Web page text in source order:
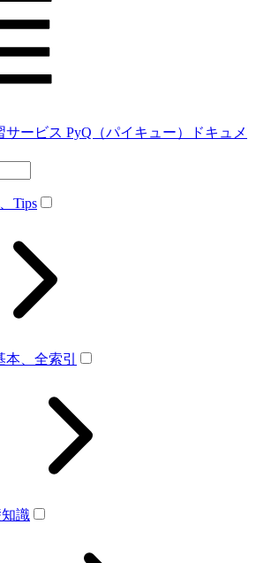
サービス PyQ（パイキュー）ドキュメ
Tips
本、全索引
識